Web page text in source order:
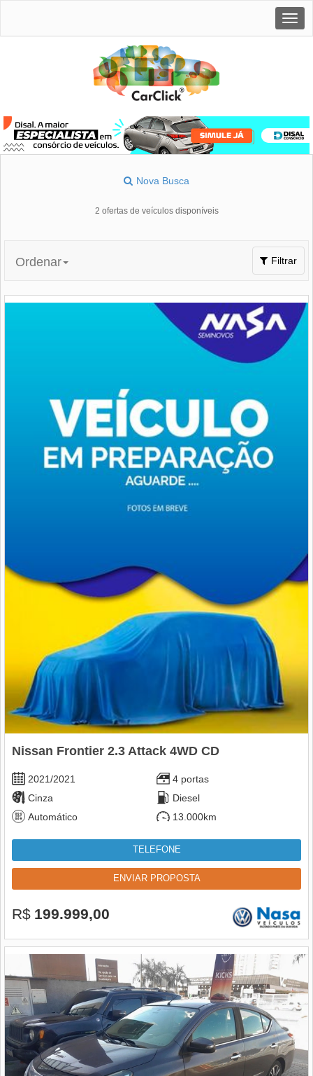
Nova Busca
2 ofertas de veículos disponíveis
Toggle
navigation
Filtrar
Ordenar
Nissan Frontier 2.3 Attack 4WD CD
2021/2021
4 portas
Cinza
Diesel
Automático
13.000km
TELEFONE
ENVIAR PROPOSTA
R$ 199.999,00